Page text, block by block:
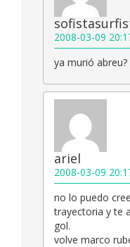
2008-03-09
ya murió abreu?
ariel
2008-03-09
no lo puedo
trayectoria y te
gol.
volve marco